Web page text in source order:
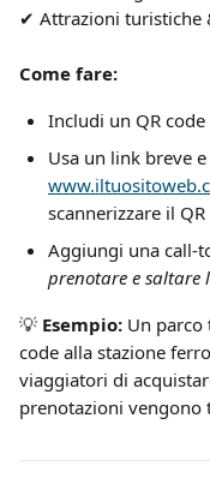
✔ Attrazioni turistiche
Come fare:
Includi un QR
Usa un link breve
scannerizzare il QR
Aggiungi una call-
prenotare e saltare
💡 Esempio: Un parco
code alla stazione
viaggiatori di
prenotazioni vengono